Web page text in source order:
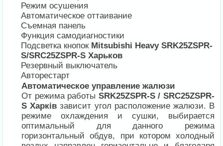
Режим осушения
Автоматическое оттаивание
Съемная панель
Функция самодиагностики
Подсветка кнопок Mitsubishi Heavy SRK25ZSPR-
S/SRC25ZSPR-S Харьков
Резервный выключатель
Авторестарт
Автоматическое управление жалюзи
От режима работы SRK25ZSPR-S / SRC25ZSPR-
S Харків зависит угол расположение жалюзи. В
режиме охлаждения и сушки, выбирается
оптимальный для данного режима
горизонтальный обдув, при котором холодный